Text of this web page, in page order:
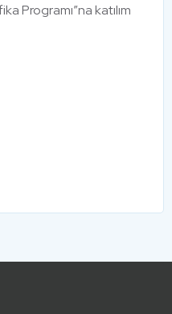
Programı”na katılım